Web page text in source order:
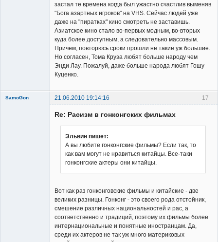
застал те времена когда был ужастно счастлив выменяв
"Бога азартных игроков" на VHS. Сейчас людей уже
даже на "пиратках" кино смотреть не заставишь.
Азиатское кино стало во-первых модным, во-вторых
куда более доступным, а следовательно массовым.
Причем, повторюсь сроки прошли не такие уж большие.
Но согласен, Тома Круза любят больше народу чем
Энди Лау. Пожалуй, даже больше народа любят Гошу
Куценко.
17
SamoGon 21.06.2010 19:14:16
Re: Расизм в гонконгских фильмах
Эльвин пишет:
А вы любите гонконгские фильмы? Если так, то
как вам могут не нравиться китайцы. Все-таки
гонконгские актеры они китайцы.
Вот как раз гонконговские фильмы и китайские - две
великих разницы. Гонконг - это своего рода отстойник,
смешение различных национальностей и рас, а
соответственно и традиций, поэтому их фильмы более
интернациональные и понятные иностранцам. Да,
среди их актеров не так уж много материковых